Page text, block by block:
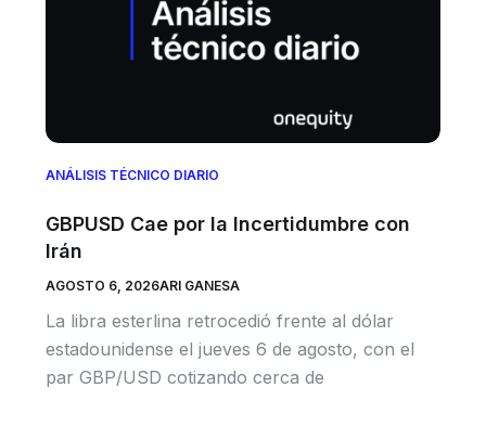
ANÁLISIS TÉCNICO DIARIO
GBPUSD Cae por la Incertidumbre con
Irán
AGOSTO 6, 2026ARI GANESA
La libra esterlina retrocedió frente al dólar
estadounidense el jueves 6 de agosto, con el
par GBP/USD cotizando cerca de